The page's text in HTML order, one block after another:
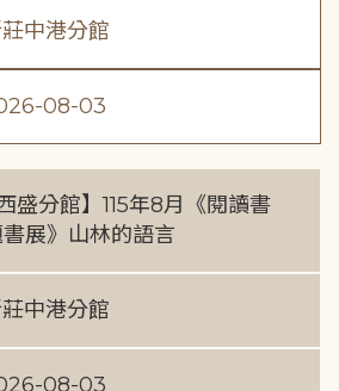
中港分館
08-03
盛分館】115年8月《閱讀書
展》山林的語言
中港分館
08-03